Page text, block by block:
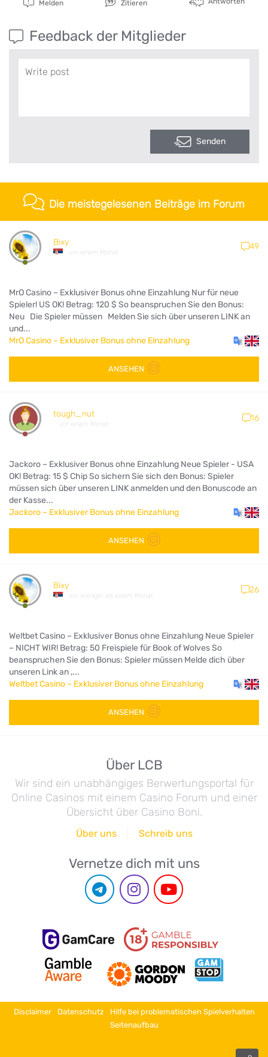
Melden Zitieren
Feedback der Mitglieder
Senden
Die meistegelesenen Beiträge im Forum
Bixy
vor einem Monat
49
MrO Casino – Exklusiver Bonus ohne Einzahlung Nur für neue
Spieler! US OK! Betrag: 120 $ So beanspruchen Sie den Bonus:
Neu Die Spieler müssen Melden Sie sich über unseren LINK an
und...
MrO Casino – Exklusiver Bonus ohne Einzahlung
ANSEHEN
tough_nut
vor einem Monat
16
Jackoro – Exklusiver Bonus ohne Einzahlung Neue Spieler - USA
OK! Betrag: 15 $ Chip So sichern Sie sich den Bonus: Spieler
müssen sich über unseren LINK anmelden und den Bonuscode an
der Kasse...
Jackoro – Exklusiver Bonus ohne Einzahlung
ANSEHEN
Bixy
vor weniger als einem Monat
26
Weltbet Casino – Exklusiver Bonus ohne Einzahlung Neue Spieler
– NICHT WIR! Betrag: 50 Freispiele für Book of Wolves So
beanspruchen Sie den Bonus: Spieler müssen Melde dich über
unseren Link an ,...
Weltbet Casino – Exklusiver Bonus ohne Einzahlung
ANSEHEN
Über LCB
Wir sind ein unabhängiges Berwertungsportal für
Online Casinos mit einem Casino Forum und einer
Übersicht über Casino Boni.
Über uns Schreib uns
Vernetze dich mit uns
Disclaimer Datenschutz
Hilfe bei problematischen Spielverhalten
Seitenaufbau